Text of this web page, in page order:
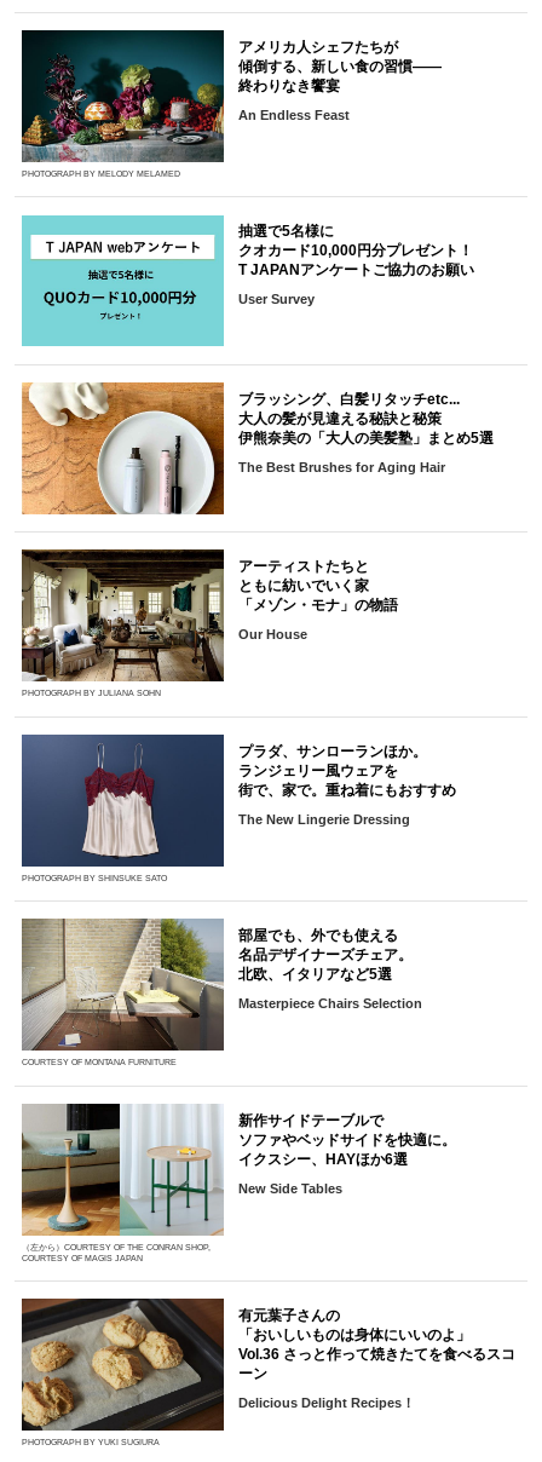
PHOTOGRAPH BY MELODY MELAMED
アメリカ人シェフたちが
傾倒する、新しい食の習慣――
終わりなき饗宴
An Endless Feast
抽選で5名様に
クオカード10,000円分プレゼント！
T JAPANアンケートご協力のお願い
User Survey
ブラッシング、白髪リタッチetc...
大人の髪が見違える秘訣と秘策
伊熊奈美の「大人の美髪塾」まとめ5選
The Best Brushes for Aging Hair
PHOTOGRAPH BY JULIANA SOHN
アーティストたちと
ともに紡いでいく家
「メゾン・モナ」の物語
Our House
PHOTOGRAPH BY SHINSUKE SATO
プラダ、サンローランほか。
ランジェリー風ウェアを
街で、家で。重ね着にもおすすめ
The New Lingerie Dressing
COURTESY OF MONTANA FURNITURE
部屋でも、外でも使える
名品デザイナーズチェア。
北欧、イタリアなど5選
Masterpiece Chairs Selection
（左から）COURTESY OF THE CONRAN SHOP,
COURTESY OF MAGIS JAPAN
新作サイドテーブルで
ソファやベッドサイドを快適に。
イクスシー、HAYほか6選
New Side Tables
PHOTOGRAPH BY YUKI SUGIURA
有元葉子さんの
「おいしいものは身体にいいのよ」
Vol.36 さっと作って焼きたてを食べるスコ
ーン
Delicious Delight Recipes！